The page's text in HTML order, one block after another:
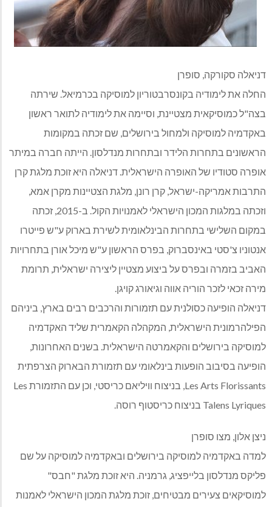
דניאלה סקורקה, סופרן
החלה את לימודיה בקונסרבטוריון למוסיקה בכרמיאל. שירתה
בצה"ל כמוסיקאית מצטיינת, וסיימה את לימודיה לתואר ראשון
באקדמיה למוסיקה ולמחול בירושלים, שם זכתה במקומות
הראשונים בתחרות הלידר ובתחרות מנדלסון. הייתה חברה במיתר
אופרה סטודיו של האופרה הישראלית. דניאלה היא זוכת מלגת קרן
התרבות אמריקה-ישראל, קרן רונן, מלגת הצטיינות מקרן אמא,
וזכתה במלגות המכון הישראלי לאמנויות הקול. ב-2015, זכתה
במקום השלישי בתחרות הבינלאומית לשירת בארוק ע"ש פייטרו
אנטוניו צ'סטי באינסברוק, בפרס הראשון ע"ש מיכל אורן בתחרויות
האביב בזמרה ובפרס על ביצוע מצטיין ליצירה ישראלית, תרומת
מירה זכאי לזכר הוריה אווה וגיאורג קויגן.
דניאלה הופיעה כסולנית עם תזמורות והרכבים רבים בארץ, ביניהם
הפילהרמונית הישראלית, המקהלה הקאמרית שליד האקדמיה
למוסיקה בירושלים והקאמרטה הישראלית. בשנים האחרונות,
הופיעה בסיבוב הופעות בינלאומי עם תזמורת הבארוק הצרפתית
Les Arts Florissants, בניצוח וויליאם כריסטי, וכן עם התזמורת Les
Talens Lyriques בניצוח כריסטוף רוסה.
ניצן אלון, מצו סופרן
למדה באקדמיה למוסיקה בירושלים ובאקדמיה למוסיקה על שם
פליקס מנדלסון בלייפציג, גרמניה. היא זוכת מלגת "חבס"
למוסיקאים צעירים מבטיחים, זוכת מלגת המכון הישראלי לאמנות